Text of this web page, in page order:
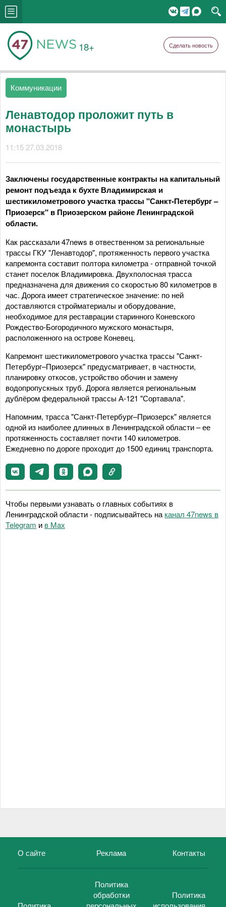
18+ Сделать новость
Коммуникации
Ленавтодор проложит путь в
монастырь
11:15 27.03.2018
Заключены государственные контракты на капитальный
ремонт подъезда к бухте Владимирская и
шестикилометрового участка трассы "Санкт-Петербург –
Приозерск" в Приозерском районе Ленинградской
области.
Как рассказали 47news в отвественном за региональные
трассы ГКУ "Ленавтодор", протяженность первого участка
капремонта составит полтора километра - отправной точкой
станет поселок Владимировка. Двухполосная трасса
предназначена для движения со скоростью 80 километров в
час. Дорога имеет стратегическое значение: по ней
доставляются стройматериалы и оборудование,
необходимое для реставрации старинного Коневского
Рождество-Богородичного мужского монастыря,
расположенного на острове Коневец.
Капремонт шестикилометрового участка трассы "Санкт-
Петербург–Приозерск" предусматривает, в частности,
планировку откосов, устройство обочин и замену
водопропускных труб. Дорога является региональным
дублёром федеральной трассы А-121 "Сортавала".
Напомним, трасса "Санкт-Петербург–Приозерск" является
одной из наиболее длинных в Ленинградской области – ее
протяженность составляет почти 140 километров.
Ежедневно по дороге проходит до 1500 единиц транспорта.
Чтобы первыми узнавать о главных событиях в
Ленинградской области - подписывайтесь на канал 47news в
Telegram и в Maх
О сайте Реклама Контакты
Политика
обработки
Политика